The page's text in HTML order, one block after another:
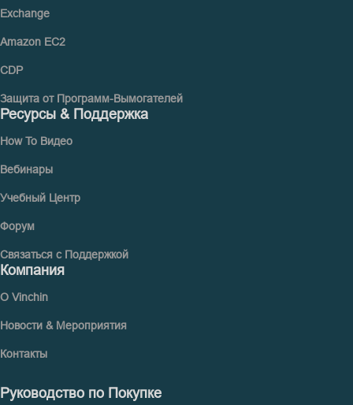
Exchange
Amazon EC2
CDP
Защита от Программ-Вымогателей
Ресурсы & Поддержка
How To Видео
Вебинары
Учебный Центр
Форум
Связаться с Поддержкой
Компания
О Vinchin
Новости & Мероприятия
Контакты
Руководство по Покупке